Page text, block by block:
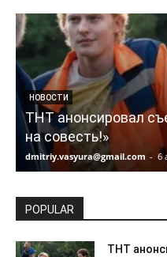
НОВОСТИ
ТНТ анонсировал
на совесть!»
dmitriy.vasyura@gmail.com - 6
POPULAR
ТНТ